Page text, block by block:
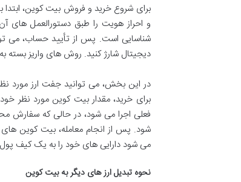
برای شروع خرید و فروش بیت کوین، ابتدا
و احراز هویت را طبق دستورالعمل های
شناسایی است. پس از تأیید حساب، می
دیجیتال شارژ کنید. روش های واریز بسته
برای خرید، مقدار بیت کوین مورد نظر
فعلی اجرا می شود، در حالی که سفارش
شود. پس از انجام معامله، بیت کوین
می شود دارایی های خود را به یک کیف
نحوه تبدیل ارز های دیگر به بیت کوین